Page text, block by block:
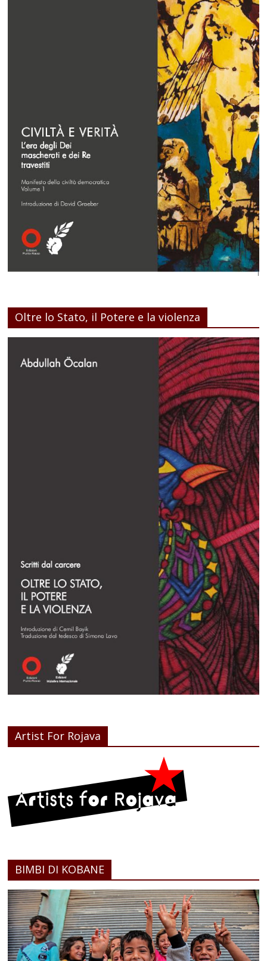
Oltre lo Stato, il Potere e la violenza
Artist For Rojava
BIMBI DI KOBANE